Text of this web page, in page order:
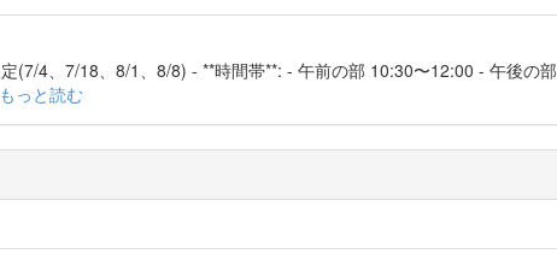
(7/4、7/18、8/1、8/8) - **時間帯**: - 午前の部 10:30〜12:00 - 午後の部
もっと読む